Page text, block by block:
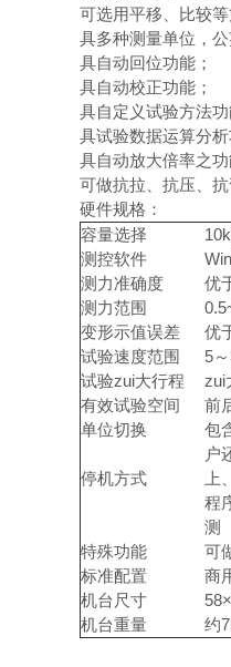
可选用平移、比较
具多种测量单位，公
具自动回位功能；
具自动校正功能；
具自定义试验方法功
具试验数据运算分析
具自动放大倍率之
可做抗拉、抗压、
硬件规格：
容量选择
测控软件
测力准确度
优
测力范围
变形示值误差
优
试验速度范围
5
试验zui大行程
zui
有效试验空间
前
单位切换
包
户
停机方式
程
测
特殊功能
可
标准配置
商
机台尺寸
机台重量
约